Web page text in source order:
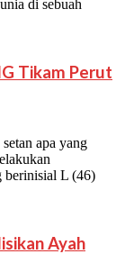
di sebuah
Tikam Perut
apa yang
berinisial L (46)
Ayah